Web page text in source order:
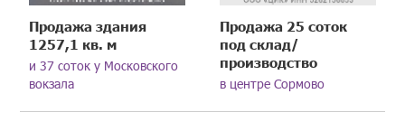
Продажа здания
1257,1 кв. м
и 37 соток у Московского
вокзала
Продажа 25 соток
под склад/
производство
в центре Сормово